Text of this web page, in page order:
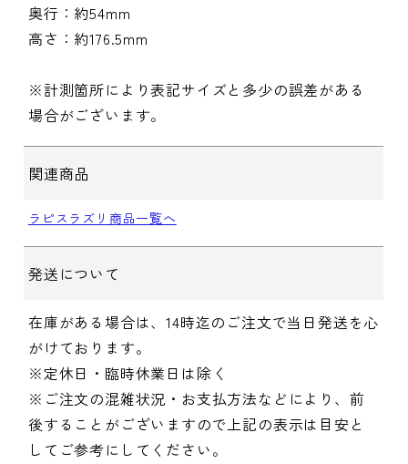
奥行：約54mm
高さ：約176.5mm
※計測箇所により表記サイズと多少の誤差がある
場合がございます。
関連商品
ラピスラズリ商品一覧へ
発送について
在庫がある場合は、14時迄のご注文で当日発送を心
がけております。
※定休日・臨時休業日は除く
※ご注文の混雑状況・お支払方法などにより、前
後することがございますので上記の表示は目安と
してご参考にしてください。